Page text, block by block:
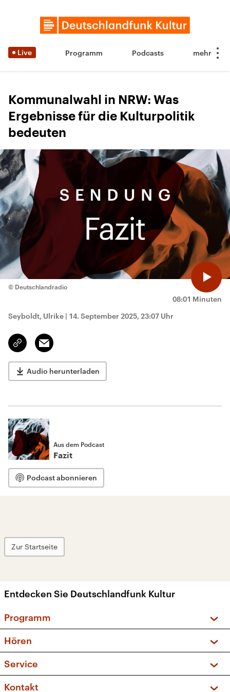
Live Programm Podcasts
Kommunalwahl in NRW: Was
Ergebnisse für die Kulturpolitik
bedeuten
08:01 Minuten
© Deutschlandradio
Seyboldt, Ulrike | 14. September 2025, 23:07 Uhr
Link
kopieren/teilen
Email
Audio herunterladen
Aus dem Podcast
Fazit
Podcast abonnieren
Zur Startseite
Entdecken Sie Deutschlandfunk Kultur
Programm
Sendungen und Podcasts
Musikliste
Kakadu – Das Kinderprogramm
Hören
Frequenzen (UKW + DAB+)
Service
FAQ
Kontakt